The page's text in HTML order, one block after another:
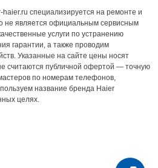
специализируется на ремонте и
не является официальным сервисным
услуги по устранению
гарантии, а также проводим
Указанные на сайте цены носят
считаются публичной офертой — точную
по номерам телефонов,
название бренда Haier
целях.